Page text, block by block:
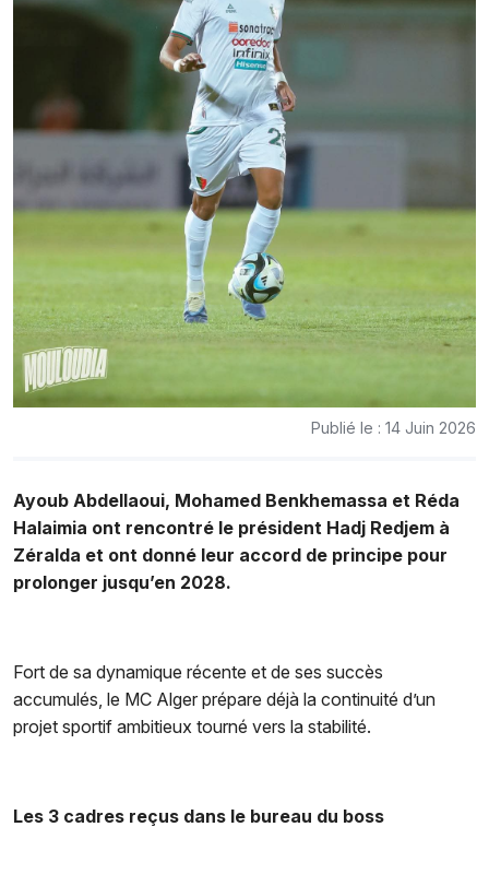
Publié le : 14 Juin 2026
Ayoub Abdellaoui, Mohamed Benkhemassa et Réda
Halaimia ont rencontré le président Hadj Redjem à
Zéralda et ont donné leur accord de principe pour
prolonger jusqu’en 2028.
Fort de sa dynamique récente et de ses succès
accumulés, le MC Alger prépare déjà la continuité d’un
projet sportif ambitieux tourné vers la stabilité.
Les 3 cadres reçus dans le bureau du boss